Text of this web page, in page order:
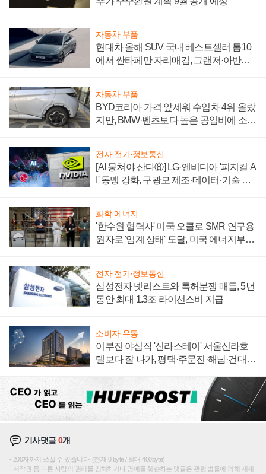
자동차·부품
현대차 올해 SUV 국내 베스트셀러 톱10
에서 싼타페만 자리매김, 그랜저·아반떼
자동차·부품
BYD코리아 가격 앞세워 수입차 4위 올랐
지만, BMW·벤츠보다 높은 공임비에 소비
전자·전기·정보통신
[AI 뭉쳐야 산다⑧] LG·엔비디아 '피지컬 A
I' 동맹 강화, 구광모 제조·데이터·기술 결
화학·에너지
'한수원 협력사' 미국 오클로 SMR 연구용
원자로 '임계 상태' 도달, 미국 에너지부
전자·전기·정보통신
삼성전자 넷리스트와 특허분쟁 매듭, 5년
동안 최대 1.3조 라이선스비 지급
소비자·유통
이부진 야심작 '신라스테이' 서울신라호
텔보다 잘 나가, 평택·주문진·해남·건대로
기사댓글0개
200자까지 쓰실 수 있습니다. (현재 0 byte / 최대 400byte)
저작권 등 다른 사람의 권리를 침해하거나 명예를 훼손하는 댓글은 관련 법률에 의해 제재